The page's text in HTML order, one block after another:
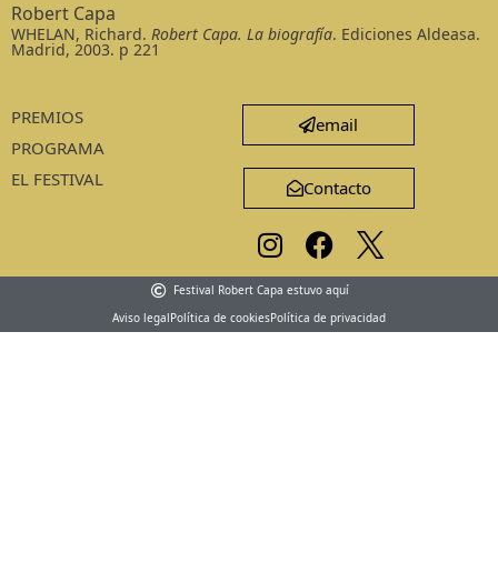
Robert Capa
WHELAN, Richard. Robert Capa. La biografía. Ediciones Aldeasa.
Madrid, 2003. p 221
PREMIOS
PROGRAMA
EL FESTIVAL
email
Contacto
Festival Robert Capa estuvo aquí
Aviso legalPolítica de cookiesPolítica de privacidad